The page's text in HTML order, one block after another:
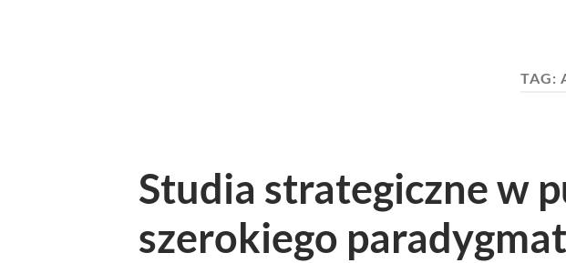
TAG:
Studia strategiczne w
szerokiego